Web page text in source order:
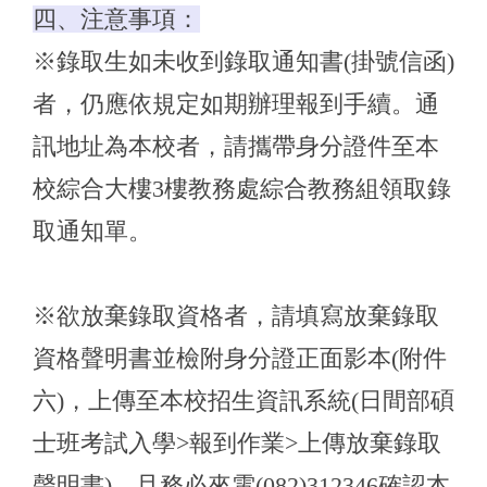
四、注意事項：
※錄取生如未收到錄取通知書(掛號信函)
者，仍應依規定如期辦理報到手續。通
訊地址為本校者，請攜帶身分證件至本
校綜合大樓3樓教務處綜合教務組領取錄
取通知單。
※欲放棄錄取資格者，請填寫放棄錄取
資格聲明書並檢附身分證正面影本(附件
六)，上傳至本校招生資訊系統(日間部碩
士班考試入學>報到作業>上傳放棄錄取